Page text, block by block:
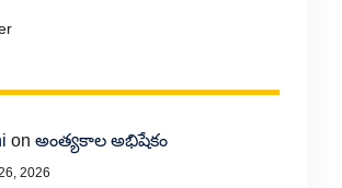
on అంత్యకాల అభిషేకం
2026